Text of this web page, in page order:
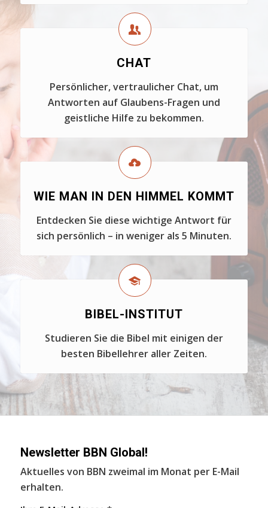
CHAT
Persönlicher, vertraulicher Chat, um
Antworten auf Glaubens-Fragen und
geistliche Hilfe zu bekommen.
WIE MAN IN DEN HIMMEL KOMMT
Entdecken Sie diese wichtige Antwort für
sich persönlich – in weniger als 5 Minuten.
BIBEL-INSTITUT
Studieren Sie die Bibel mit einigen der
besten Bibellehrer aller Zeiten.
Newsletter BBN Global!
Aktuelles von BBN zweimal im Monat per E-Mail
erhalten.